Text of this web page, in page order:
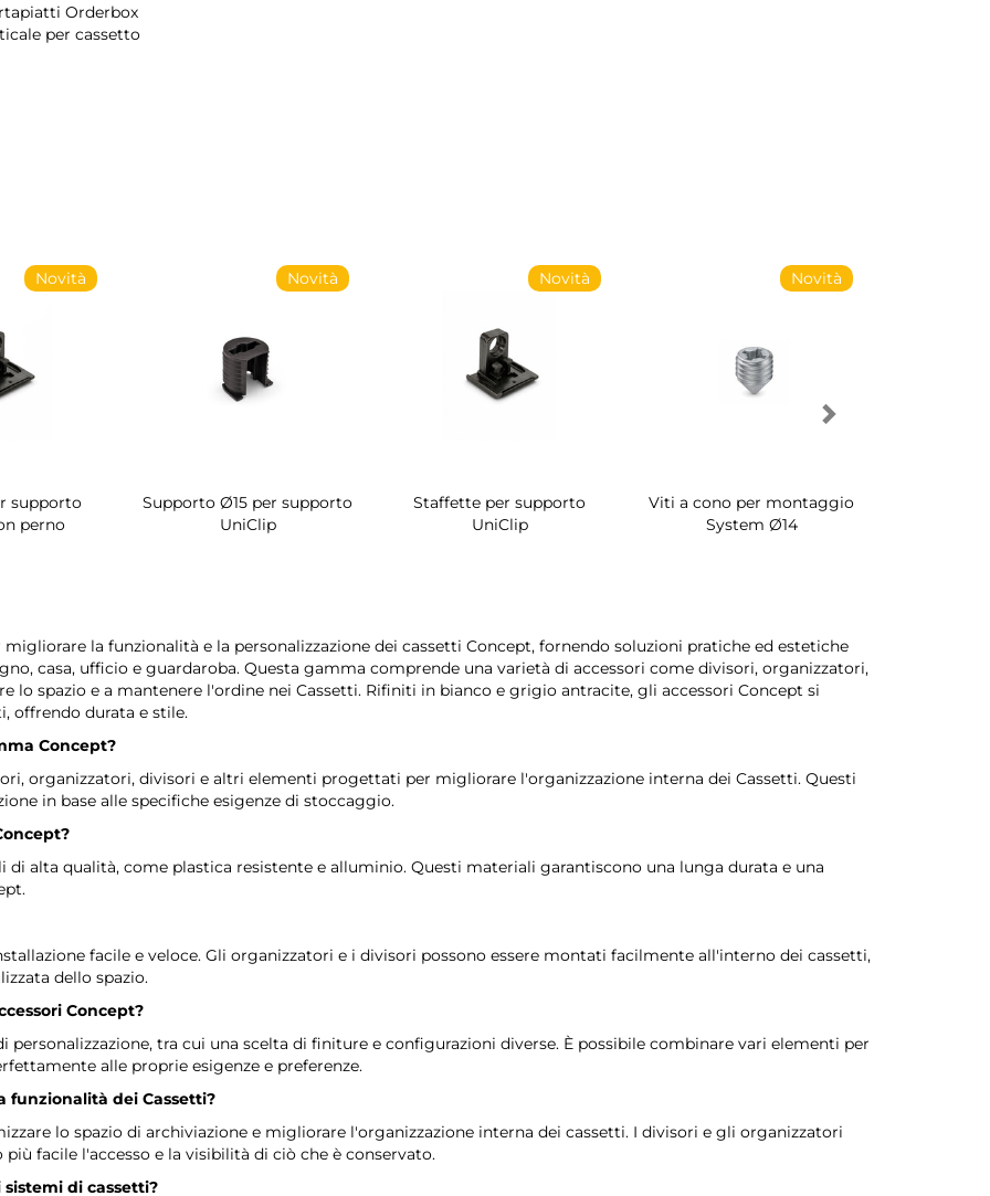
Orderbox
per cassetto
Novità
supporto
perno
Novità
Supporto Ø15 per supporto
UniClip
Novità
Staffette per supporto
UniClip
Novità
Viti a cono per montaggio
System Ø14
la funzionalità e la personalizzazione dei cassetti Concept, fornendo soluzioni pratiche ed estetiche
casa, ufficio e guardaroba. Questa gamma comprende una varietà di accessori come divisori, organizzatori,
lo spazio e a mantenere l'ordine nei Cassetti. Rifiniti in bianco e grigio antracite, gli accessori Concept si
offrendo durata e stile.
Concept?
organizzatori, divisori e altri elementi progettati per migliorare l'organizzazione interna dei Cassetti. Questi
in base alle specifiche esigenze di stoccaggio.
di alta qualità, come plastica resistente e alluminio. Questi materiali garantiscono una lunga durata e una
facile e veloce. Gli organizzatori e i divisori possono essere montati facilmente all'interno dei cassetti,
dello spazio.
Concept?
tra cui una scelta di finiture e configurazioni diverse. È possibile combinare vari elementi per
alle proprie esigenze e preferenze.
funzionalità dei Cassetti?
lo spazio di archiviazione e migliorare l'organizzazione interna dei cassetti. I divisori e gli organizzatori
facile l'accesso e la visibilità di ciò che è conservato.
di cassetti?